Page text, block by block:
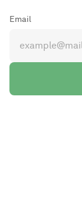
Email